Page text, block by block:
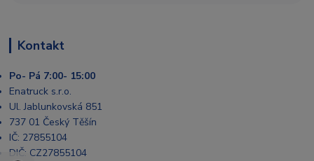
Kontakt
Po- Pá 7:00- 15:00
Enatruck s.r.o.
Ul. Jablunkovská 851
737 01 Český Těšín
IČ: 27855104
DIČ: CZ27855104